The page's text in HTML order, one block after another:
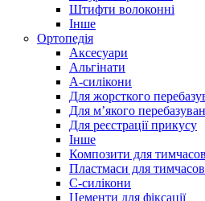
Штифти волоконні
Інше
Ортопедія
Аксесуари
Альгінати
А-силікони
Для жорсткого
Для м’якого
Для реєстрації прикусу
Інше
Композити для
Пластмаси для
С-силікони
Цементи для фіксації